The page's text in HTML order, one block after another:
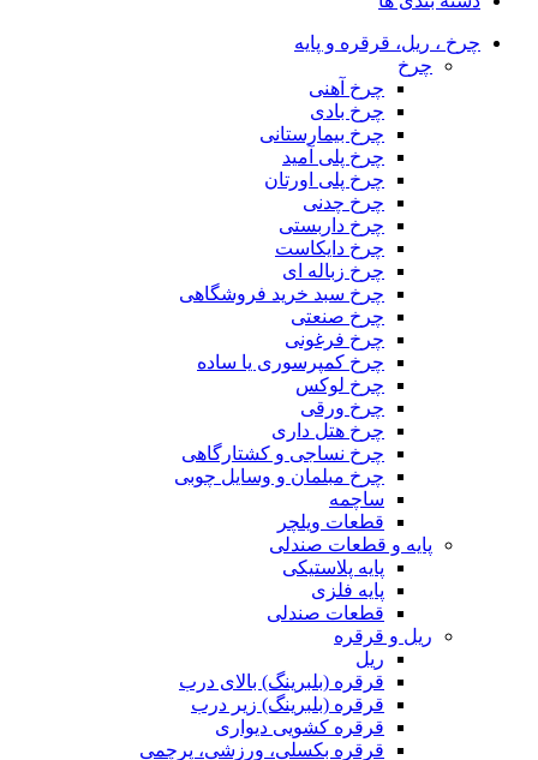
چرخ ، ریل، قرقره و پایه
چرخ
چرخ آهنی
چرخ بادی
چرخ بیمارستانی
چرخ پلی آمید
چرخ پلی اورتان
چرخ چدنی
چرخ داربستی
چرخ دایکاست
چرخ زباله ای
چرخ سبد خرید فروشگاهی
چرخ صنعتی
چرخ فرغونی
چرخ کمپرسوری یا ساده
چرخ لوکس
چرخ ورقی
چرخ هتل داری
چرخ نساجی و کشتارگاهی
چرخ مبلمان و وسایل چوبی
ساچمه
قطعات ویلچر
پایه و قطعات صندلی
پایه پلاستیکی
پایه فلزی
قطعات صندلی
ریل و قرقره
ریل
قرقره (بلبرینگ) بالای درب
قرقره (بلبرینگ) زیر درب
قرقره کشویی دیواری
قرقره بکسلی، ورزشی، پرچمی